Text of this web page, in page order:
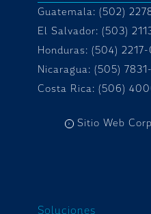
Guatemala: (502)
El Salvador: (503)
Honduras: (504)
Nicaragua: (505)
Costa Rica: (506)
Sitio Web
Soluciones